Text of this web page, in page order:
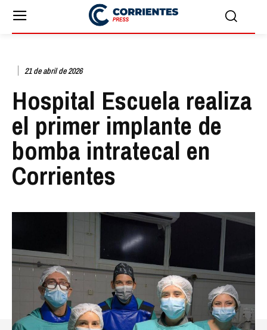
21 de abril de 2026
Hospital Escuela realiza
el primer implante de
bomba intratecal en
Corrientes